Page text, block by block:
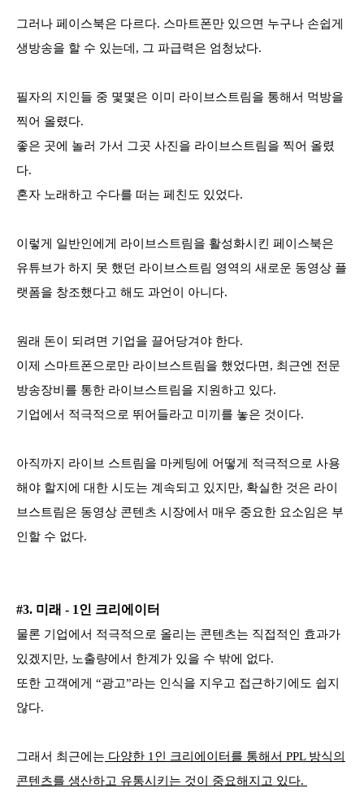
그러나 페이스북은 다르다. 스마트폰만 있으면 누구나 손쉽게
생방송을 할 수 있는데, 그 파급력은 엄청났다.
필자의 지인들 중 몇몇은 이미 라이브스트림을 통해서 먹방을
찍어 올렸다.
좋은 곳에 놀러 가서 그곳 사진을 라이브스트림을 찍어 올렸
다.
혼자 노래하고 수다를 떠는 페친도 있었다.
이렇게 일반인에게 라이브스트림을 활성화시킨 페이스북은
유튜브가 하지 못 했던 라이브스트림 영역의 새로운 동영상 플
랫폼을 창조했다고 해도 과언이 아니다.
원래 돈이 되려면 기업을 끌어당겨야 한다.
이제 스마트폰으로만 라이브스트림을 했었다면, 최근엔 전문
방송장비를 통한 라이브스트림을 지원하고 있다.
기업에서 적극적으로 뛰어들라고 미끼를 놓은 것이다.
아직까지 라이브 스트림을 마케팅에 어떻게 적극적으로 사용
해야 할지에 대한 시도는 계속되고 있지만, 확실한 것은 라이
브스트림은 동영상 콘텐츠 시장에서 매우 중요한 요소임은 부
인할 수 없다.
#3. 미래 - 1인 크리에이터
물론 기업에서 적극적으로 올리는 콘텐츠는 직접적인 효과가
있겠지만, 노출량에서 한계가 있을 수 밖에 없다.
또한 고객에게 “광고”라는 인식을 지우고 접근하기에도 쉽지
않다.
그래서 최근에는 다양한 1인 크리에이터를 통해서 PPL 방식의
콘텐츠를 생산하고 유통시키는 것이 중요해지고 있다.